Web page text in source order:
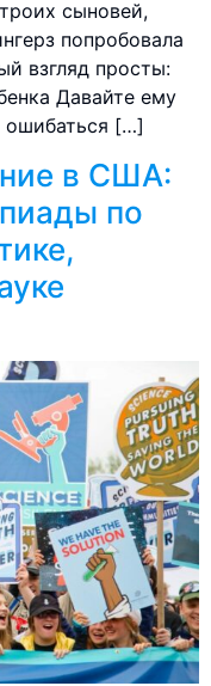
сыновей,
попробовала
взгляд просты:
Давайте ему
[…]
в США:
по